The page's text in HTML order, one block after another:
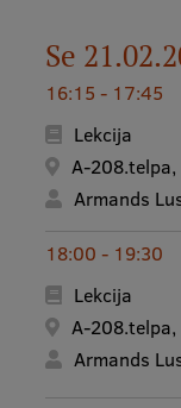
Mobile
galvenā
izvēlne
Studiju
Maģistra
Doktorantūra
Rezidentūra
Se
16:15 - 17:45
Lekcija
A-208.telpa,
Armands
18:00 - 19:30
Lekcija
A-208.telpa,
Armands